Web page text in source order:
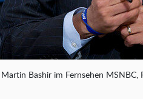
Martin Bashir im Fernsehen MSNBC,